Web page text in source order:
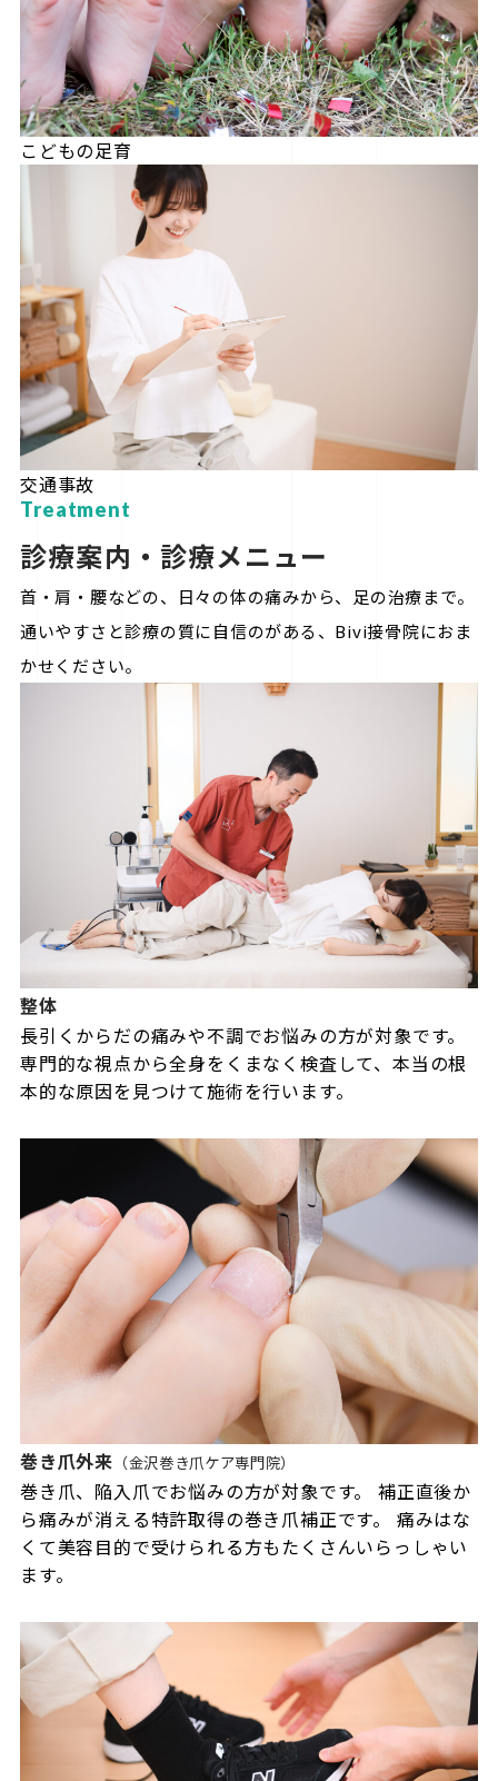
こどもの足育
交通事故
Treatment
診療案内・診療メニュー
首・肩・腰などの、日々の体の痛みから、足の治療まで。
通いやすさと診療の質に自信のがある、Bivi接骨院におま
かせください。
整体
長引くからだの痛みや不調でお悩みの方が対象です。
専門的な視点から全身をくまなく検査して、本当の根
本的な原因を見つけて施術を行います。
巻き爪外来 （金沢巻き爪ケア専門院）
巻き爪、陥入爪でお悩みの方が対象です。 補正直後か
ら痛みが消える特許取得の巻き爪補正です。 痛みはな
くて美容目的で受けられる方もたくさんいらっしゃい
ます。